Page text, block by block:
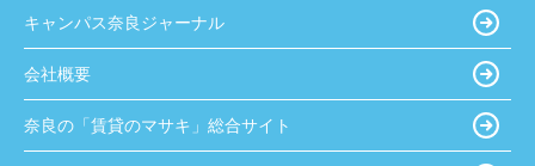
キャンパス奈良ジャーナル
会社概要
奈良の「賃貸のマサキ」総合サイト